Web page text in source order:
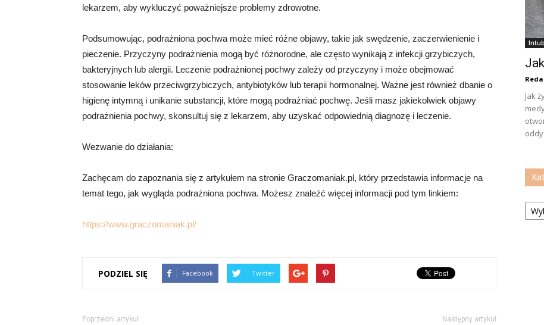
lekarzem, aby wykluczyć poważniejsze problemy zdrowotne.
Podsumowując, podrażniona pochwa może mieć różne objawy, takie jak swędzenie, zaczerwienienie i
pieczenie. Przyczyny podrażnienia mogą być różnorodne, ale często wynikają z infekcji grzybiczych,
bakteryjnych lub alergii. Leczenie podrażnionej pochwy zależy od przyczyny i może obejmować
stosowanie leków przeciwgrzybiczych, antybiotyków lub terapii hormonalnej. Ważne jest również dbanie o
higienę intymną i unikanie substancji, które mogą podrażniać pochwę. Jeśli masz jakiekolwiek objawy
podrażnienia pochwy, skonsultuj się z lekarzem, aby uzyskać odpowiednią diagnozę i leczenie.
Wezwanie do działania:
Zachęcam do zapoznania się z artykułem na stronie Graczomaniak.pl, który przedstawia informacje na
temat tego, jak wygląda podrażniona pochwa. Możesz znaleźć więcej informacji pod tym linkiem:
https://www.graczomaniak.pl/
PODZIEL SIĘ Facebook Twitter
Poprzedni artykuł Następny artykuł
Jak